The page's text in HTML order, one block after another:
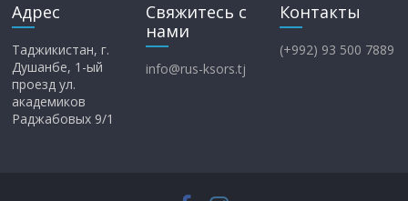
Адрес
Таджикистан, г.
Душанбе, 1-ый
проезд ул.
академиков
Раджабовых 9/1
Свяжитесь с
нами
info@rus-ksors.tj
Контакты
(+992) 93 500 7889